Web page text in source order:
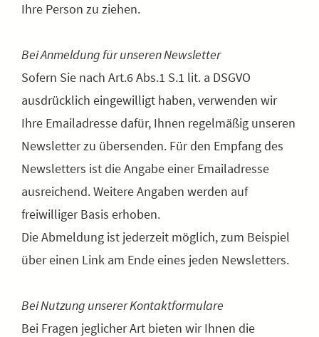
Ihre Person zu ziehen.
Bei Anmeldung für unseren Newsletter
Sofern Sie nach Art.6 Abs.1 S.1 lit. a DSGVO
ausdrücklich eingewilligt haben, verwenden wir
Ihre Emailadresse dafür, Ihnen regelmäßig unseren
Newsletter zu übersenden. Für den Empfang des
Newsletters ist die Angabe einer Emailadresse
ausreichend. Weitere Angaben werden auf
freiwilliger Basis erhoben.
Die Abmeldung ist jederzeit möglich, zum Beispiel
über einen Link am Ende eines jeden Newsletters.
Bei Nutzung unserer Kontaktformulare
Bei Fragen jeglicher Art bieten wir Ihnen die